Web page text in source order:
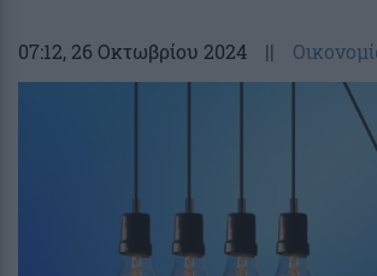
07:12, 26 Οκτωβρίου 2024 ||